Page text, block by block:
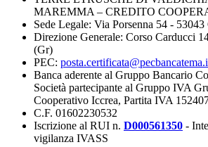
MAREMMA – CREDITO
Sede Legale: Via Porsenna 54 -
Direzione Generale: Corso Carducci
(Gr)
PEC:
Banca aderente al Gruppo Bancario
Società partecipante al Gruppo IVA
Cooperativo Iccrea, Partita IVA
C.F. 01602230532
Iscrizione al RUI n. D000561350 -
vigilanza IVASS